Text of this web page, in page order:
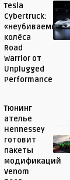
Tesla
Cybertruck:
«неубиваемые»
колёса
Road
Warrior от
Unplugged
Performance
Тюнинг
ателье
Hennessey
готовит
пакеты
модификаций
Venom